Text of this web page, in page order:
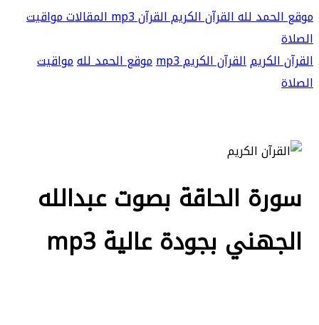
موقع الحمد للهالقرآن الكريمالقرآن mp3 المقالاتمواقيت
الصلاة
القرآن الكريمالقرآن الكريم mp3 موقع الحمد للهمواقيت
الصلاة
سورة الحاقة بصوت عبدالله
الجهني بجودة عالية mp3